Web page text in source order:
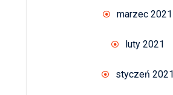
marzec 2021
luty 2021
styczeń 2021